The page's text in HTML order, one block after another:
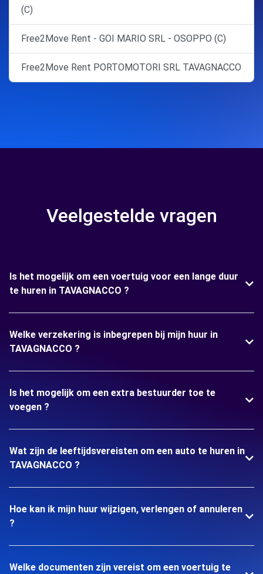
(C)
Free2Move Rent - GOI MARIO SRL - OSOPPO (C)
Free2Move Rent PORTOMOTORI SRL TAVAGNACCO
Veelgestelde vragen
Is het mogelijk om een voertuig voor een lange duur
te huren in TAVAGNACCO ?
Welke verzekering is inbegrepen bij mijn huur in
TAVAGNACCO ?
Is het mogelijk om een extra bestuurder toe te
voegen ?
Wat zijn de leeftijdsvereisten om een auto te huren in
TAVAGNACCO ?
Hoe kan ik mijn huur wijzigen, verlengen of annuleren
?
Welke documenten zijn vereist om een voertuig te